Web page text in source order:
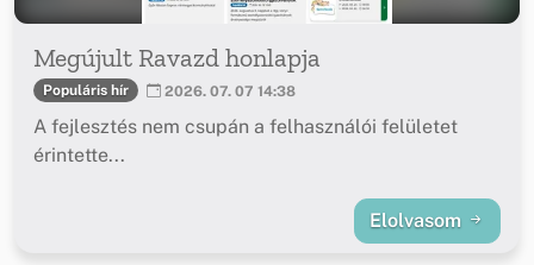
Megújult Ravazd honlapja
Populáris hír 2026. 07. 07 14:38
A fejlesztés nem csupán a felhasználói felületet
érintette...
Elolvasom